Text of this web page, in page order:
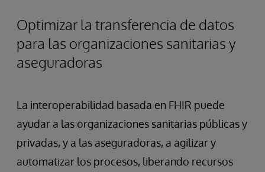
Optimizar la transferencia de datos
para las organizaciones sanitarias y
aseguradoras
La interoperabilidad basada en FHIR puede
ayudar a las organizaciones sanitarias públicas y
privadas, y a las aseguradoras, a agilizar y
automatizar los procesos, liberando recursos